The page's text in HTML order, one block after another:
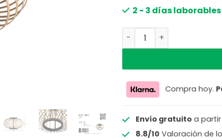
2 - 3 días laborables
Pantalla de Bambú
Compra hoy.
Envío gratuitoa
8.8/10 Valoración de